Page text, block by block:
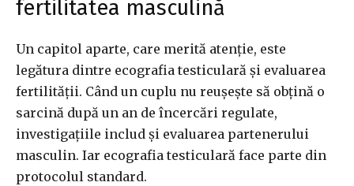
fertilitatea masculină
Un capitol aparte, care merită atenție, este
legătura dintre ecografia testiculară și evaluarea
fertilității. Când un cuplu nu reușește să obțină o
sarcină după un an de încercări regulate,
investigațiile includ și evaluarea partenerului
masculin. Iar ecografia testiculară face parte din
protocolul standard.